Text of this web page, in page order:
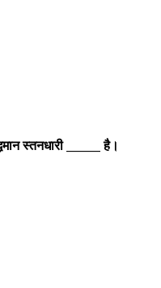
स्तनधारी ______ है।